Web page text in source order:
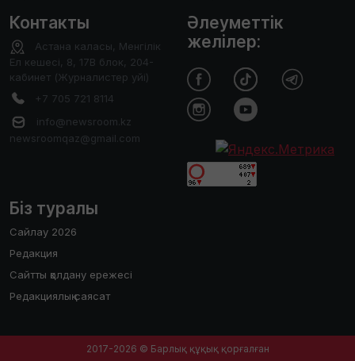
Контакты
Астана каласы, Менгілік
Ел кешесі, 8, 17В блок, 204-
кабинет (Журналистер уйі)
+7 705 721 8114
info@newsroom.kz
newsroomqaz@gmail.com
Біз туралы
Сайлау 2026
Редакция
Сайтты қолдану ережесі
Редакциялық саясат
Әлеуметтік
желілер:
2017-2026 © Барлық құқық қорғалған